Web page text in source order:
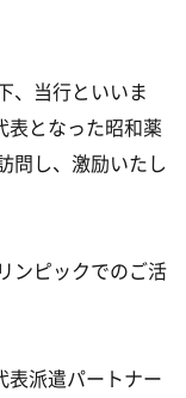
、当行といいま
表となった昭和薬
問し、激励いたし
ンピックでのご活
表派遣パートナー